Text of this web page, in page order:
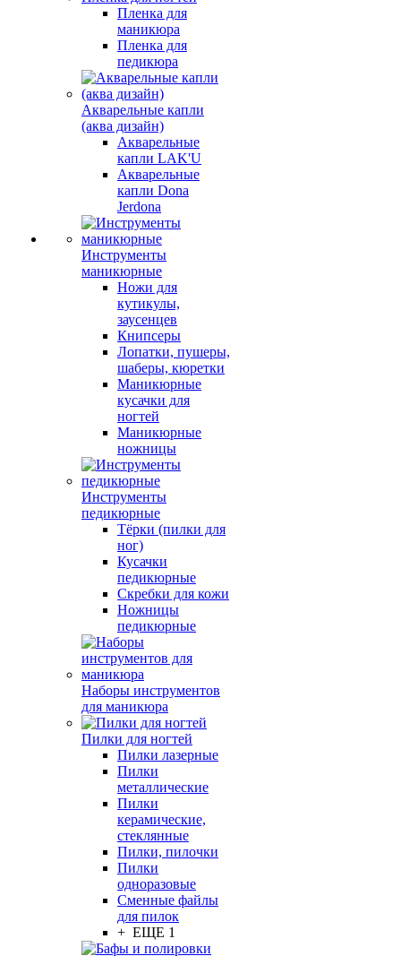
Пленка для
маникюра
Пленка для
педикюра
Акварельные капли
(аква дизайн)
Акварельные
капли LAK'U
Акварельные
капли Dona
Jerdona
Инструменты
маникюрные
Ножи для
кутикулы,
заусенцев
Книпсеры
Лопатки, пушеры,
шаберы, кюретки
Маникюрные
кусачки для
ногтей
Маникюрные
ножницы
Инструменты
педикюрные
Тёрки (пилки для
ног)
Кусачки
педикюрные
Скребки для кожи
Ножницы
педикюрные
Наборы инструментов
для маникюра
Пилки для ногтей
Пилки лазерные
Пилки
металлические
Пилки
керамические,
стеклянные
Пилки, пилочки
Пилки
одноразовые
Сменные файлы
для пилок
+ ЕЩЕ 1